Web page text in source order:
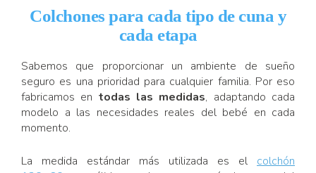
Colchones para cada tipo de cuna y
cada etapa
Sabemos que proporcionar un ambiente de sueño
seguro es una prioridad para cualquier familia. Por eso
fabricamos en todas las medidas, adaptando cada
modelo a las necesidades reales del bebé en cada
momento.
La medida estándar más utilizada es el colchón